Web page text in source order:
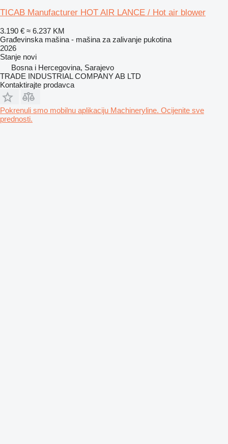
TICAB Manufacturer HOT AIR LANCE / Hot air blower
3.190 € ≈ 6.237 KM
Građevinska mašina - mašina za zalivanje pukotina
2026
Stanje novi
Bosna i Hercegovina, Sarajevo
TRADE INDUSTRIAL COMPANY AB LTD
Kontaktirajte prodavca
Pokrenuli smo mobilnu aplikaciju Machineryline. Ocijenite sve
prednosti.